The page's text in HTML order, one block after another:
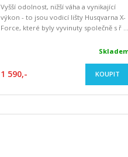
Vyšší odolnost, nižší váha a vynikající
výkon - to jsou vodicí lišty Husqvarna X-
Force, které byly vyvinuty společně s ř ...
1 590,- KOUPIT